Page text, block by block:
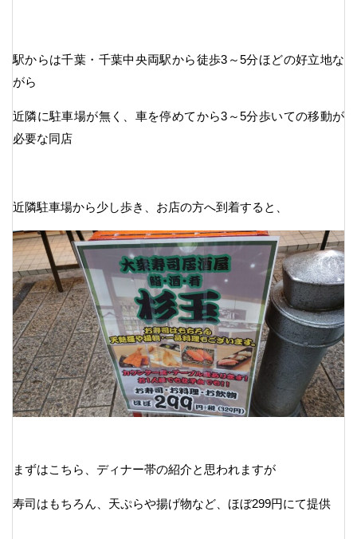
駅からは千葉・千葉中央両駅から徒歩3～5分ほどの好立地な
がら
近隣に駐車場が無く、車を停めてから3～5分歩いての移動が
必要な同店
近隣駐車場から少し歩き、お店の方へ到着すると、
まずはこちら、ディナー帯の紹介と思われますが
寿司はもちろん、天ぷらや揚げ物など、ほぼ299円にて提供